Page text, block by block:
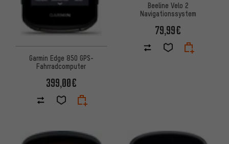
Garmin Edge 850 GPS-
Fahrradcomputer
399,00€
Beeline Velo 2
Navigationssystem
79,99€